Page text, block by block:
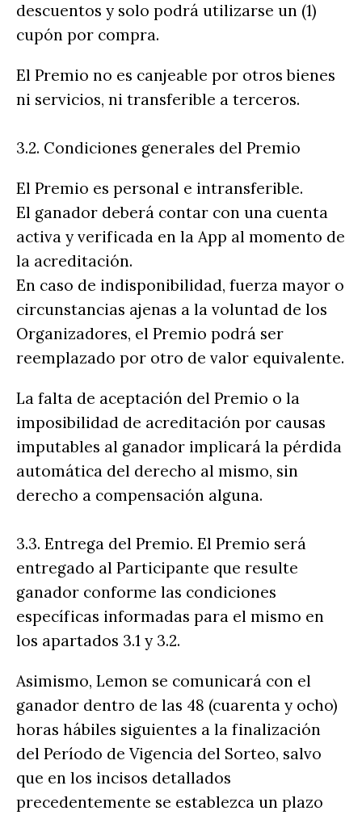
descuentos y solo podrá utilizarse un (1)
cupón por compra.
El Premio no es canjeable por otros bienes
ni servicios, ni transferible a terceros.
3.2. Condiciones generales del Premio
El Premio es personal e intransferible.
El ganador deberá contar con una cuenta
activa y verificada en la App al momento de
la acreditación.
En caso de indisponibilidad, fuerza mayor o
circunstancias ajenas a la voluntad de los
Organizadores, el Premio podrá ser
reemplazado por otro de valor equivalente.
La falta de aceptación del Premio o la
imposibilidad de acreditación por causas
imputables al ganador implicará la pérdida
automática del derecho al mismo, sin
derecho a compensación alguna.
3.3. Entrega del Premio. El Premio será
entregado al Participante que resulte
ganador conforme las condiciones
específicas informadas para el mismo en
los apartados 3.1 y 3.2.
Asimismo, Lemon se comunicará con el
ganador dentro de las 48 (cuarenta y ocho)
horas hábiles siguientes a la finalización
del Período de Vigencia del Sorteo, salvo
que en los incisos detallados
precedentemente se establezca un plazo